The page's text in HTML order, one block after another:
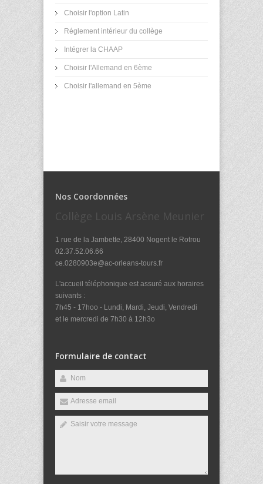
Choisir l'option Latin
Réglement intérieur du collège
Intégrer la CHAAP
Choisir l'Allemand en 6ème
Choisir l'allemand en 5ème
Nos Coordonnées
Collège Louis Arsène Meunier
1 rue de la Jambette, 28400 Nogent le Rotrou
02.37.52.06.66
ce.0280903e@ac-orleans-tours.fr
L'accueil téléphonique est assuré aux horaires
suivants :
7h45 - 17hoo - Lundi, Mardi, Jeudi, Vendredi
et le mercredi de 7h30 à 12h3o
Formulaire de contact